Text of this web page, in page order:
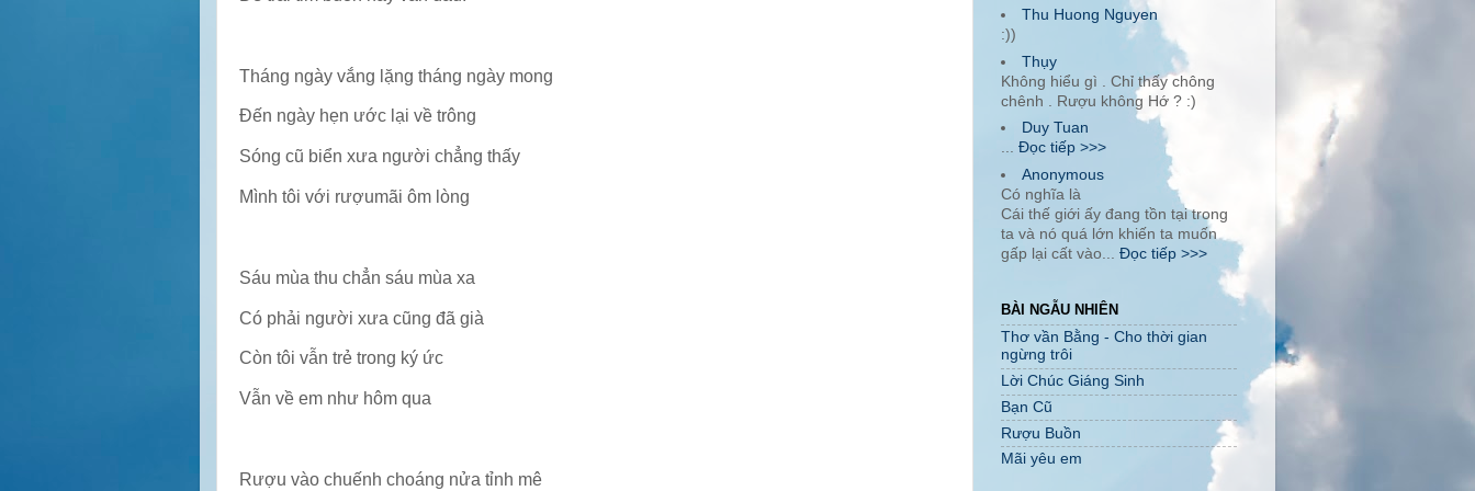
Tháng ngày vắng lặng tháng ngày mong
Đến ngày hẹn ước lại về trông
Sóng cũ biển xưa người chẳng thấy
Mình tôi với rượumãi ôm lòng
Sáu mùa thu chẳn sáu mùa xa
Có phải người xưa cũng đã già
Còn tôi vẫn trẻ trong ký ức
Vẫn về em như hôm qua
Rượu vào chuếnh choáng nửa tỉnh mê
Thu Huong Nguyen
:))
Thụy
Không hiểu gì . Chỉ thấy chông
chênh . Rượu không Hớ ? :)
Duy Tuan
... Đọc tiếp >>>
Anonymous
Có nghĩa là
Cái thế giới ấy đang tồn tại trong
ta và nó quá lớn khiến ta muốn
gấp lại cất vào... Đọc tiếp >>>
BÀI NGẪU NHIÊN
Thơ vần Bằng - Cho thời gian
ngừng trôi
Lời Chúc Giáng Sinh
Bạn Cũ
Rượu Buồn
Mãi yêu em